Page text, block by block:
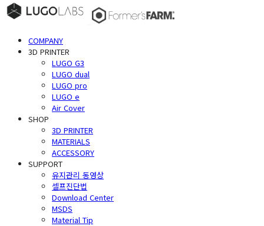
COMPANY
3D PRINTER
LUGO G3
LUGO dual
LUGO pro
LUGO e
Air Cover
SHOP
3D PRINTER
MATERIALS
ACCESSORY
SUPPORT
유지관리 동영상
셀프진단법
Download Center
MSDS
Material Tip